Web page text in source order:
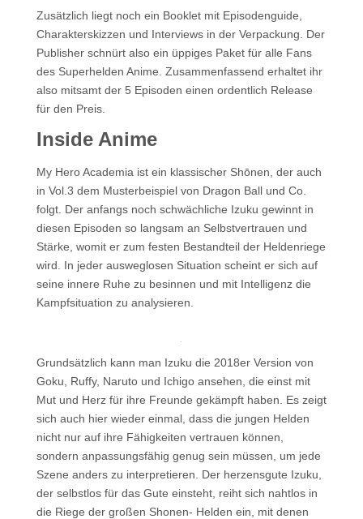
Zusätzlich liegt noch ein Booklet mit Episodenguide,
Charakterskizzen und Interviews in der Verpackung. Der
Publisher schnürt also ein üppiges Paket für alle Fans
des Superhelden Anime. Zusammenfassend erhaltet ihr
also mitsamt der 5 Episoden einen ordentlich Release
für den Preis.
Inside Anime
My Hero Academia ist ein klassischer Shōnen, der auch
in Vol.3 dem Musterbeispiel von Dragon Ball und Co.
folgt. Der anfangs noch schwächliche Izuku gewinnt in
diesen Episoden so langsam an Selbstvertrauen und
Stärke, womit er zum festen Bestandteil der Heldenriege
wird. In jeder ausweglosen Situation scheint er sich auf
seine innere Ruhe zu besinnen und mit Intelligenz die
Kampfsituation zu analysieren.
Grundsätzlich kann man Izuku die 2018er Version von
Goku, Ruffy, Naruto und Ichigo ansehen, die einst mit
Mut und Herz für ihre Freunde gekämpft haben. Es zeigt
sich auch hier wieder einmal, dass die jungen Helden
nicht nur auf ihre Fähigkeiten vertrauen können,
sondern anpassungsfähig genug sein müssen, um jede
Szene anders zu interpretieren. Der herzensgute Izuku,
der selbstlos für das Gute einsteht, reiht sich nahtlos in
die Riege der großen Shonen- Helden ein, mit denen